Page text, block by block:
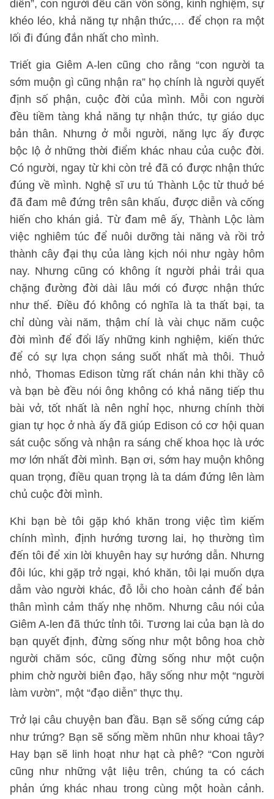
diễn”, con người đều cần vốn sống, kinh nghiệm, sự
khéo léo, khả năng tự nhận thức,… để chọn ra một
lối đi đúng đắn nhất cho mình.
Triết gia Giêm A-len cũng cho rằng “con người ta
sớm muộn gì cũng nhận ra” họ chính là người quyết
định số phận, cuộc đời của mình. Mỗi con người
đều tiềm tàng khả năng tự nhận thức, tự giáo dục
bản thân. Nhưng ở mỗi người, năng lực ấy được
bộc lộ ở những thời điểm khác nhau của cuộc đời.
Có người, ngay từ khi còn trẻ đã có được nhận thức
đúng về mình. Nghệ sĩ ưu tú Thành Lộc từ thuở bé
đã đam mê đứng trên sân khấu, được diễn và cống
hiến cho khán giả. Từ đam mê ấy, Thành Lộc làm
việc nghiêm túc để nuôi dưỡng tài năng và rồi trở
thành cây đại thụ của làng kịch nói như ngày hôm
nay. Nhưng cũng có không ít người phải trải qua
chặng đường đời dài lâu mới có được nhận thức
như thế. Điều đó không có nghĩa là ta thất bại, ta
chỉ dùng vài năm, thậm chí là vài chục năm cuộc
đời mình để đổi lấy những kinh nghiệm, kiến thức
để có sự lựa chọn sáng suốt nhất mà thôi. Thuở
nhỏ, Thomas Edison từng rất chán nản khi thầy cô
và bạn bè đều nói ông không có khả năng tiếp thu
bài vở, tốt nhất là nên nghỉ học, nhưng chính thời
gian tự học ở nhà ấy đã giúp Edison có cơ hội quan
sát cuộc sống và nhận ra sáng chế khoa học là ước
mơ lớn nhất đời mình. Bạn ơi, sớm hay muộn không
quan trọng, điều quan trọng là ta dám đứng lên làm
chủ cuộc đời mình.
Khi bạn bè tôi gặp khó khăn trong việc tìm kiếm
chính mình, định hướng tương lai, họ thường tìm
đến tôi để xin lời khuyên hay sự hướng dẫn. Nhưng
đôi lúc, khi gặp trở ngại, khó khăn, tôi lại muốn dựa
dẫm vào người khác, đỗ lỗi cho hoàn cảnh để bản
thân mình cảm thấy nhẹ nhõm. Nhưng câu nói của
Giêm A-len đã thức tỉnh tôi. Tương lai của bạn là do
bạn quyết định, đừng sống như một bông hoa chờ
người chăm sóc, cũng đừng sống như một cuộn
phim chờ người biên đạo, hãy sống như một “người
làm vườn”, một “đạo diễn” thực thụ.
Trở lại câu chuyện ban đầu. Bạn sẽ sống cứng cáp
như trứng? Bạn sẽ sống mềm nhũn như khoai tây?
Hay bạn sẽ linh hoạt như hạt cà phê? “Con người
cũng như những vật liệu trên, chúng ta có cách
phản ứng khác nhau trong cùng một hoàn cảnh.